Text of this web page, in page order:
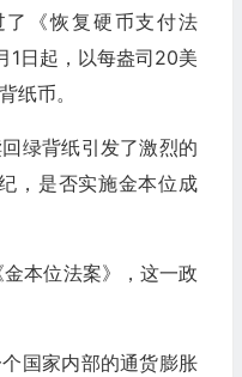
《恢复硬币支付法
1日起，以每盎司20美
纸币。
绿背纸引发了激烈的
，是否实施金本位成
本位法案》，这一政
国家内部的通货膨胀